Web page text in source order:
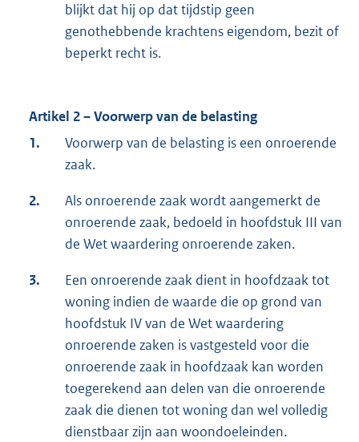
blijkt dat hij op dat tijdstip geen
genothebbende krachtens eigendom, bezit of
beperkt recht is.
Artikel 2 – Voorwerp van de belasting
1.
Voorwerp van de belasting is een onroerende
zaak.
2.
Als onroerende zaak wordt aangemerkt de
onroerende zaak, bedoeld in hoofdstuk III van
de Wet waardering onroerende zaken.
3.
Een onroerende zaak dient in hoofdzaak tot
woning indien de waarde die op grond van
hoofdstuk IV van de Wet waardering
onroerende zaken is vastgesteld voor die
onroerende zaak in hoofdzaak kan worden
toegerekend aan delen van die onroerende
zaak die dienen tot woning dan wel volledig
dienstbaar zijn aan woondoeleinden.